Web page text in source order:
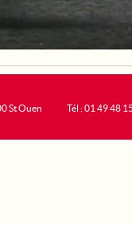
St Ouen
Tél : 01 49 48